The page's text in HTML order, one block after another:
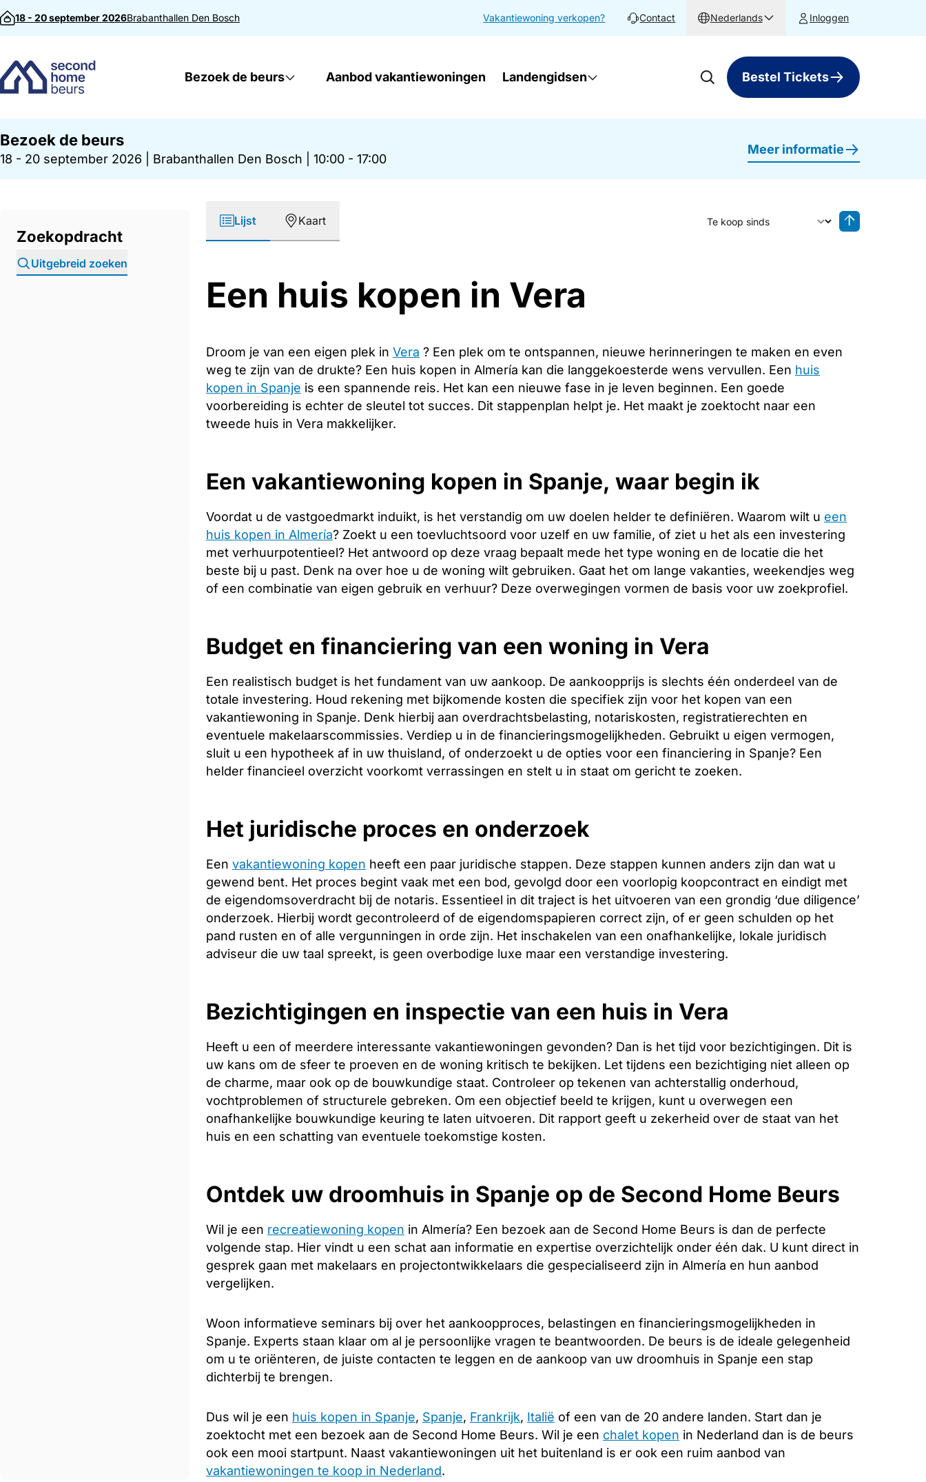
Direct naar inhoud
18 - 20 september 2026Brabanthallen Den Bosch Vakantiewoning verkopen? Contact Nederlands Inloggen
Bezoek de beurs Aanbod vakantiewoningen Landengidsen Bestel Tickets
Bezoek de beurs
18 - 20 september 2026 Brabanthallen Den Bosch 10:00 - 17:00
Meer informatie
Zoekopdracht
Uitgebreid zoeken
Lijst Kaart
Sorteer op
Een huis kopen in Vera
Droom je van een eigen plek in Vera ? Een plek om te ontspannen, nieuwe herinneringen te maken en even
weg te zijn van de drukte? Een huis kopen in Almería kan die langgekoesterde wens vervullen. Een huis
kopen in Spanje is een spannende reis. Het kan een nieuwe fase in je leven beginnen. Een goede
voorbereiding is echter de sleutel tot succes. Dit stappenplan helpt je. Het maakt je zoektocht naar een
tweede huis in Vera makkelijker.
Een vakantiewoning kopen in Spanje, waar begin ik
Voordat u de vastgoedmarkt induikt, is het verstandig om uw doelen helder te definiëren. Waarom wilt u een
huis kopen in Almería? Zoekt u een toevluchtsoord voor uzelf en uw familie, of ziet u het als een investering
met verhuurpotentieel? Het antwoord op deze vraag bepaalt mede het type woning en de locatie die het
beste bij u past. Denk na over hoe u de woning wilt gebruiken. Gaat het om lange vakanties, weekendjes weg
of een combinatie van eigen gebruik en verhuur? Deze overwegingen vormen de basis voor uw zoekprofiel.
Budget en financiering van een woning in Vera
Een realistisch budget is het fundament van uw aankoop. De aankoopprijs is slechts één onderdeel van de
totale investering. Houd rekening met bijkomende kosten die specifiek zijn voor het kopen van een
vakantiewoning in Spanje. Denk hierbij aan overdrachtsbelasting, notariskosten, registratierechten en
eventuele makelaarscommissies. Verdiep u in de financieringsmogelijkheden. Gebruikt u eigen vermogen,
sluit u een hypotheek af in uw thuisland, of onderzoekt u de opties voor een financiering in Spanje? Een
helder financieel overzicht voorkomt verrassingen en stelt u in staat om gericht te zoeken.
Het juridische proces en onderzoek
Een vakantiewoning kopen heeft een paar juridische stappen. Deze stappen kunnen anders zijn dan wat u
gewend bent. Het proces begint vaak met een bod, gevolgd door een voorlopig koopcontract en eindigt met
de eigendomsoverdracht bij de notaris. Essentieel in dit traject is het uitvoeren van een grondig ‘due diligence’
onderzoek. Hierbij wordt gecontroleerd of de eigendomspapieren correct zijn, of er geen schulden op het
pand rusten en of alle vergunningen in orde zijn. Het inschakelen van een onafhankelijke, lokale juridisch
adviseur die uw taal spreekt, is geen overbodige luxe maar een verstandige investering.
Bezichtigingen en inspectie van een huis in Vera
Heeft u een of meerdere interessante vakantiewoningen gevonden? Dan is het tijd voor bezichtigingen. Dit is
uw kans om de sfeer te proeven en de woning kritisch te bekijken. Let tijdens een bezichtiging niet alleen op
de charme, maar ook op de bouwkundige staat. Controleer op tekenen van achterstallig onderhoud,
vochtproblemen of structurele gebreken. Om een objectief beeld te krijgen, kunt u overwegen een
onafhankelijke bouwkundige keuring te laten uitvoeren. Dit rapport geeft u zekerheid over de staat van het
huis en een schatting van eventuele toekomstige kosten.
Ontdek uw droomhuis in Spanje op de Second Home Beurs
Wil je een recreatiewoning kopen in Almería? Een bezoek aan de Second Home Beurs is dan de perfecte
volgende stap. Hier vindt u een schat aan informatie en expertise overzichtelijk onder één dak. U kunt direct in
gesprek gaan met makelaars en projectontwikkelaars die gespecialiseerd zijn in Almería en hun aanbod
vergelijken.
Woon informatieve seminars bij over het aankoopproces, belastingen en financieringsmogelijkheden in
Spanje. Experts staan klaar om al je persoonlijke vragen te beantwoorden. De beurs is de ideale gelegenheid
om u te oriënteren, de juiste contacten te leggen en de aankoop van uw droomhuis in Spanje een stap
dichterbij te brengen.
Dus wil je een huis kopen in Spanje, Spanje, Frankrijk, Italië of een van de 20 andere landen. Start dan je
zoektocht met een bezoek aan de Second Home Beurs. Wil je een chalet kopen in Nederland dan is de beurs
ook een mooi startpunt. Naast vakantiewoningen uit het buitenland is er ook een ruim aanbod van
vakantiewoningen te koop in Nederland.